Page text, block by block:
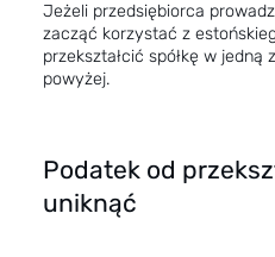
Jeżeli przedsiębiorca
zacząć korzystać z
przekształcić spółkę w
powyżej.
Podatek od
uniknąć